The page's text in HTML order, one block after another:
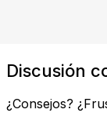
Discusión
¿Consejos?